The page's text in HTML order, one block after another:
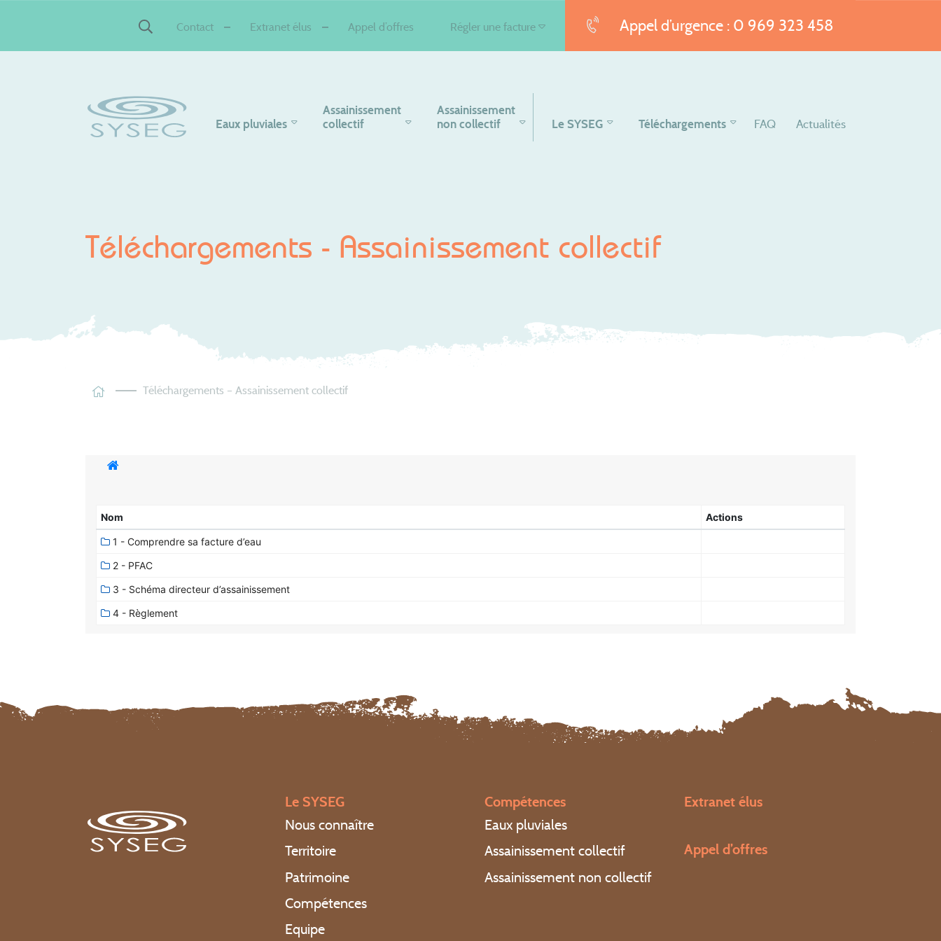
Contact Extranet élus Appel d’offres Régler une facture Appel d’urgence : 0 969 323 458
Eaux pluviales
Assainissement
collectif
Assainissement
non collectif
Le SYSEG Téléchargements FAQ Actualités
Téléchargements - Assainissement collectif
Téléchargements – Assainissement collectif
Le SYSEG
Nous connaître
Territoire
Patrimoine
Compétences
Equipe
Compétences
Eaux pluviales
Assainissement collectif
Assainissement non collectif
Extranet élus
Appel d’offres